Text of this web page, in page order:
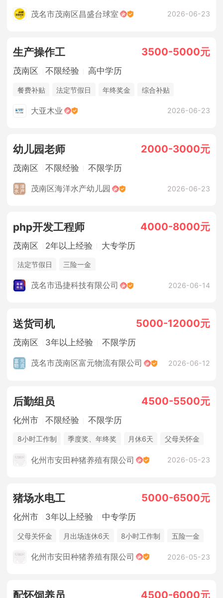
茂名市茂南区昌盛台球室 2026-06-23
生产操作工 3500-5000元
茂南区 不限经验 高中学历
餐费补贴 法定节假日 年终奖金
综合补贴
大亚木业 2026-06-23
幼儿园老师 2000-3000元
茂南区 不限经验 不限学历
茂南区海洋水产幼儿园 2026-06-23
php开发工程师 4000-8000元
茂南区 2年以上经验 大专学历
法定节假日 三险一金
茂名市迅捷科技有限公司 2026-06-14
送货司机 5000-12000元
茂南区 3年以上经验 不限学历
茂名市茂南区富元物流有限公司 2026-06-12
后勤组员 4500-5500元
化州市 不限经验 不限学历
8小时工作制 季度奖、年终奖 月休6天
父母关怀金
化州市安田种猪养殖有限公司 2026-05-23
猪场水电工 5000-6500元
化州市 3年以上经验 中专学历
父母关怀金 月出场连休6天 8小时工作制
五险一金
化州市安田种猪养殖有限公司 2026-05-23
配怀饲养员 4500-6000元